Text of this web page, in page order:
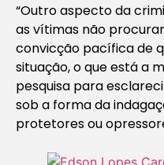
“Outro aspecto da
as vítimas não
convicção pacífica de
situação, o que está a
pesquisa para
sob a forma da
protetores ou